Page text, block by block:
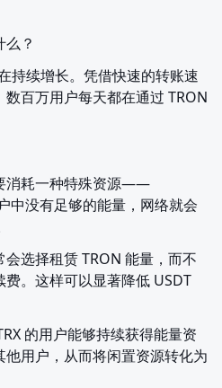
？
持续增长。凭借快速的转账速
百万用户每天都在通过 TRON
消耗一种特殊资源——
中没有足够的能量，网络就会
选择租赁 TRON 能量，而不
。这样可以显著降低 USDT
的用户能够持续获得能量资
用户，从而将闲置资源转化为